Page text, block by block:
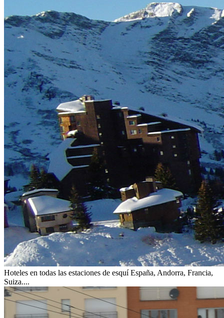
Hoteles en todas las estaciones de esquí España, Andorra, Francia,
Suiza....